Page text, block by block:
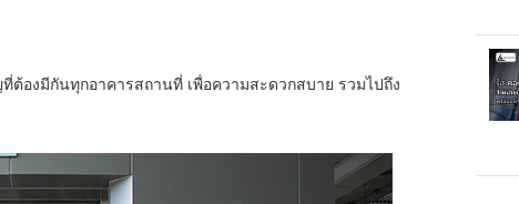
ต้องมีกันทุกอาคารสถานที่ เพื่อความสะดวกสบาย รวมไปถึง